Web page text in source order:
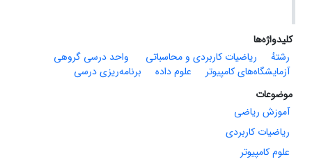
کلیدواژه‌ها
رشتهٔ
ریاضیات کاربردی و محاسباتی
‌ واحد درسی گروهی
آزمایشگاه‌های کامپیوتر
علوم داده
برنامه‌ریزی درسی
موضوعات
آموزش ریاضی
ریاضیات کاربردی
علوم کامپیوتر